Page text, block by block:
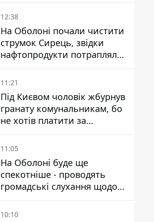
12:38
На Оболоні почали чистити
струмок Сирець, звідки
нафтопродукти потрапляли
до озер
11:21
Під Києвом чоловік жбурнув
гранату комунальникам, бо
не хотів платити за
квитанціями
11:05
На Оболоні буде ще
спекотніше - проводять
громадські слухання щодо
храму УГКЦ на Північній
10:10